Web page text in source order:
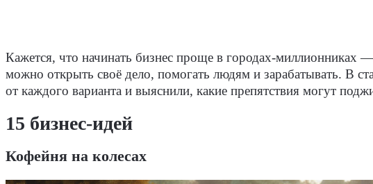
Кажется, что начинать бизнес проще в городах-миллионниках
можно открыть своё дело, помогать людям и зарабатывать. В
от каждого варианта и выяснили, какие препятствия могут
15 бизнес-идей
Кофейня на колесах